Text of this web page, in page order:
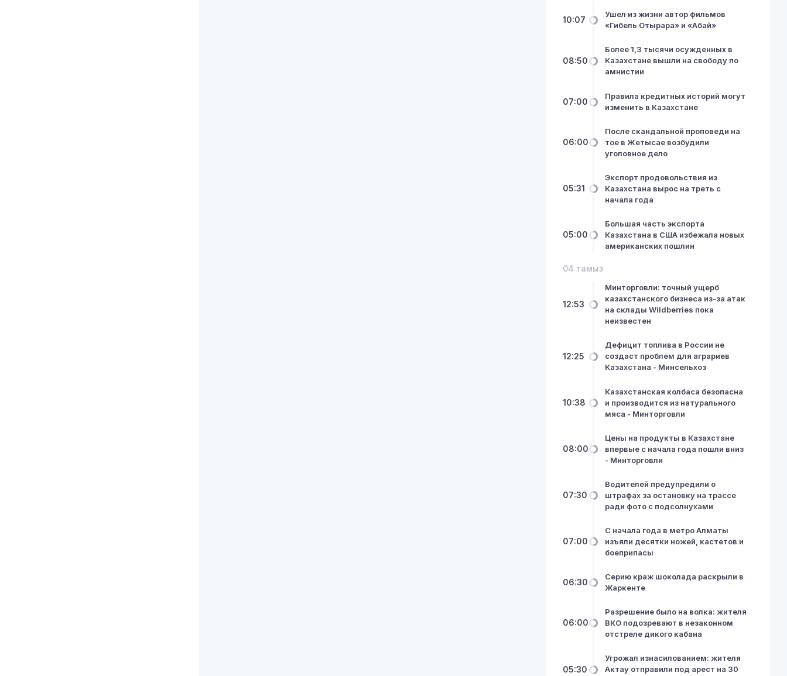
10:07
Ушел из жизни автор фильмов
«Гибель Отырара» и «Абай»
08:50
Более 1,3 тысячи осужденных в
Казахстане вышли на свободу по
амнистии
07:00
Правила кредитных историй могут
изменить в Казахстане
06:00
После скандальной проповеди на
тое в Жетысае возбудили
уголовное дело
05:31
Экспорт продовольствия из
Казахстана вырос на треть с
начала года
05:00
Большая часть экспорта
Казахстана в США избежала новых
американских пошлин
04 тамыз
12:53
Минторговли: точный ущерб
казахстанского бизнеса из-за атак
на склады Wildberries пока
неизвестен
12:25
Дефицит топлива в России не
создаст проблем для аграриев
Казахстана - Минсельхоз
10:38
Казахстанская колбаса безопасна
и производится из натурального
мяса - Минторговли
08:00
Цены на продукты в Казахстане
впервые с начала года пошли вниз
- Минторговли
07:30
Водителей предупредили о
штрафах за остановку на трассе
ради фото с подсолнухами
07:00
С начала года в метро Алматы
изъяли десятки ножей, кастетов и
боеприпасы
06:30
Серию краж шоколада раскрыли в
Жаркенте
06:00
Разрешение было на волка: жителя
ВКО подозревают в незаконном
отстреле дикого кабана
05:30
Угрожал изнасилованием: жителя
Актау отправили под арест на 30